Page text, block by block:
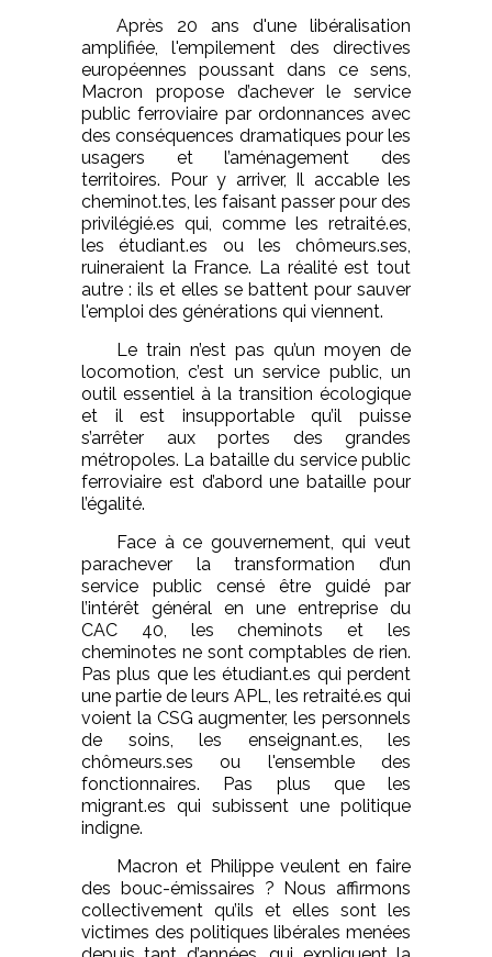
Après 20 ans d'une libéralisation
amplifiée, l'empilement des directives
européennes poussant dans ce sens,
Macron propose d’achever le service
public ferroviaire par ordonnances avec
des conséquences dramatiques pour les
usagers et l’aménagement des
territoires. Pour y arriver, Il accable les
cheminot.tes, les faisant passer pour des
privilégié.es qui, comme les retraité.es,
les étudiant.es ou les chômeurs.ses,
ruineraient la France. La réalité est tout
autre : ils et elles se battent pour sauver
l'emploi des générations qui viennent.
Le train n’est pas qu’un moyen de
locomotion, c’est un service public, un
outil essentiel à la transition écologique
et il est insupportable qu’il puisse
s’arrêter aux portes des grandes
métropoles. La bataille du service public
ferroviaire est d’abord une bataille pour
l’égalité.
Face à ce gouvernement, qui veut
parachever la transformation d’un
service public censé être guidé par
l’intérêt général en une entreprise du
CAC 40, les cheminots et les
cheminotes ne sont comptables de rien.
Pas plus que les étudiant.es qui perdent
une partie de leurs APL, les retraité.es qui
voient la CSG augmenter, les personnels
de soins, les enseignant.es, les
chômeurs.ses ou l'ensemble des
fonctionnaires. Pas plus que les
migrant.es qui subissent une politique
indigne.
Macron et Philippe veulent en faire
des bouc-émissaires ? Nous affirmons
collectivement qu’ils et elles sont les
victimes des politiques libérales menées